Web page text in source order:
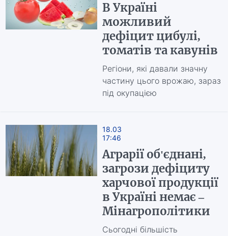
В Україні
можливий
дефіцит цибулі,
томатів та кавунів
Регіони, які давали значну
частину цього врожаю, зараз
під окупацією
18.03
17:46
Аграрії об'єднані,
загрози дефіциту
харчової продукції
в Україні немає –
Мінагрополітики
Сьогодні більшість